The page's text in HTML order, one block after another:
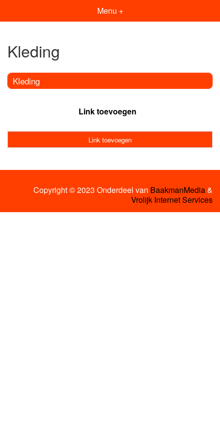
Menu +
Kleding
Kleding
Link toevoegen
Link toevoegen
Copyright © 2023 Onderdeel van BaakmanMedia&
Vrolijk Internet Services